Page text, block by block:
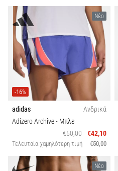
Νέο
-16%
adidas
Ανδρικά
Adizero Archive- Μπλε
€50,00
€42,10
Τελευταία χαμηλότερη τιμή €50,00
Νέο